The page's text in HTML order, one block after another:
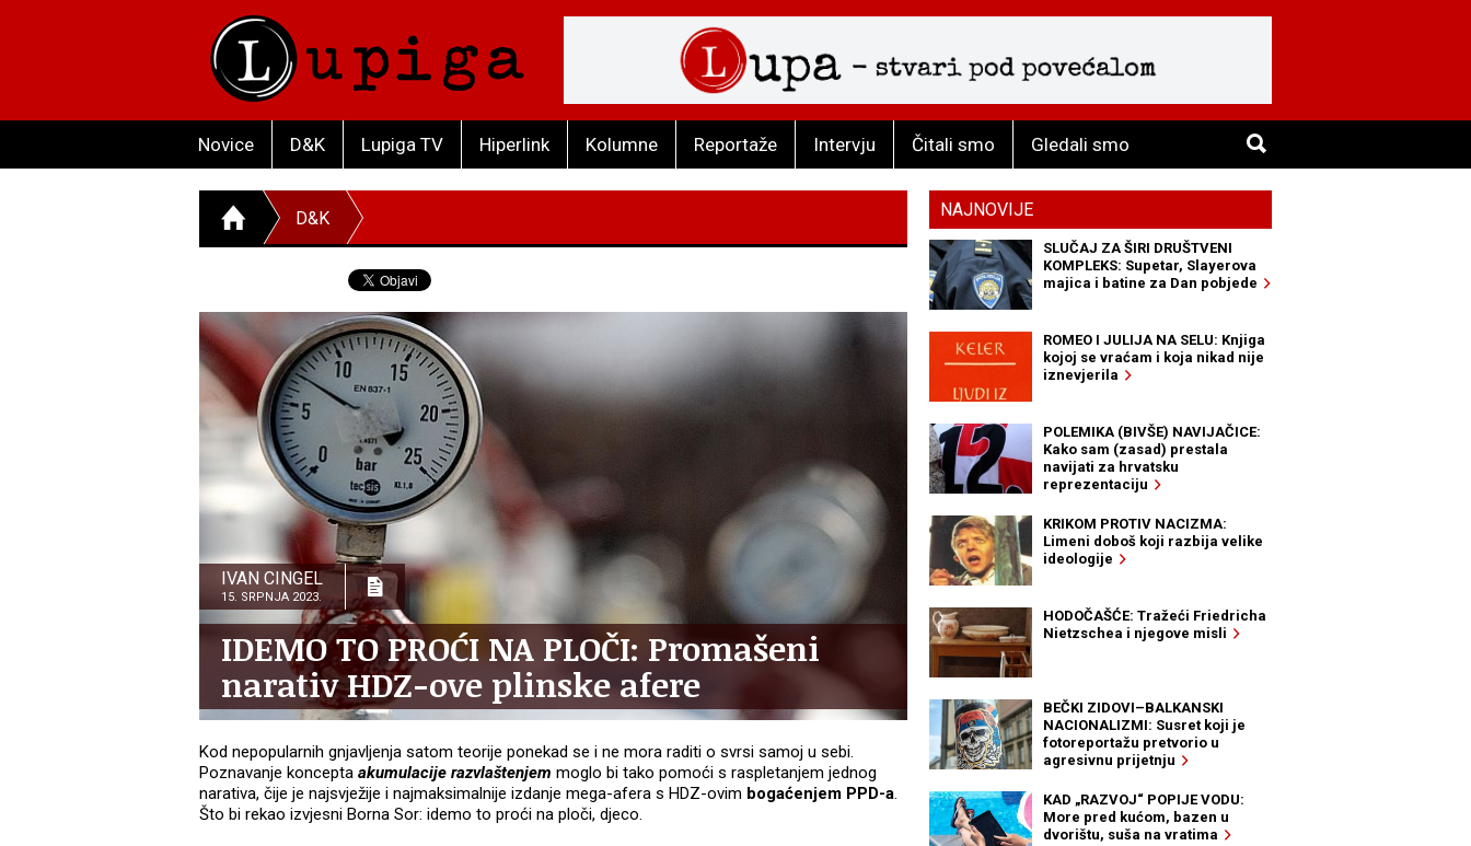
Novice D&K Lupiga TV Hiperlink Kolumne Reportaže Intervju Čitali smo Gledali smo
D&K
IVAN CINGEL
15. SRPNJA 2023.
IDEMO TO PROĆI NA PLOČI: Promašeni
narativ HDZ-ove plinske afere
Kod nepopularnih gnjavljenja satom teorije ponekad se i ne mora raditi o svrsi samoj u sebi.
Poznavanje koncepta akumulacije razvlaštenjem moglo bi tako pomoći s raspletanjem jednog
narativa, čije je najsvježije i najmaksimalnije izdanje mega-afera s HDZ-ovim bogaćenjem PPD-a.
Što bi rekao izvjesni Borna Sor: idemo to proći na ploči, djeco.
NAJNOVIJE
SLUČAJ ZA ŠIRI DRUŠTVENI
KOMPLEKS: Supetar, Slayerova
majica i batine za Dan pobjede
ROMEO I JULIJA NA SELU: Knjiga
kojoj se vraćam i koja nikad nije
iznevjerila
POLEMIKA (BIVŠE) NAVIJAČICE:
Kako sam (zasad) prestala
navijati za hrvatsku
reprezentaciju
KRIKOM PROTIV NACIZMA:
Limeni doboš koji razbija velike
ideologije
HODOČAŠĆE: Tražeći Friedricha
Nietzschea i njegove misli
BEČKI ZIDOVI–BALKANSKI
NACIONALIZMI: Susret koji je
fotoreportažu pretvorio u
agresivnu prijetnju
KAD „RAZVOJ“ POPIJE VODU:
More pred kućom, bazen u
dvorištu, suša na vratima